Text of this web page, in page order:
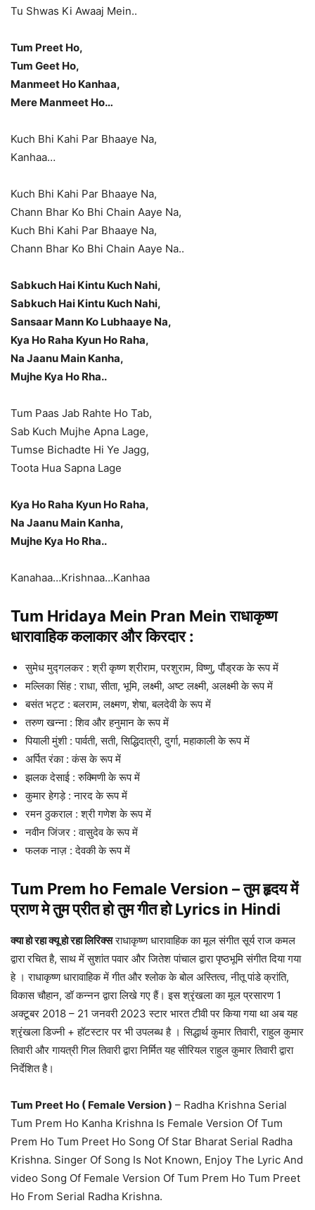
Tu Shwas Ki Awaaj Mein..
Tum Preet Ho,
Tum Geet Ho,
Manmeet Ho Kanhaa,
Mere Manmeet Ho…
Kuch Bhi Kahi Par Bhaaye Na,
Kanhaa…
Kuch Bhi Kahi Par Bhaaye Na,
Chann Bhar Ko Bhi Chain Aaye Na,
Kuch Bhi Kahi Par Bhaaye Na,
Chann Bhar Ko Bhi Chain Aaye Na..
Sabkuch Hai Kintu Kuch Nahi,
Sabkuch Hai Kintu Kuch Nahi,
Sansaar Mann Ko Lubhaaye Na,
Kya Ho Raha Kyun Ho Raha,
Na Jaanu Main Kanha,
Mujhe Kya Ho Rha..
Tum Paas Jab Rahte Ho Tab,
Sab Kuch Mujhe Apna Lage,
Tumse Bichadte Hi Ye Jagg,
Toota Hua Sapna Lage
Kya Ho Raha Kyun Ho Raha,
Na Jaanu Main Kanha,
Mujhe Kya Ho Rha..
Kanahaa…Krishnaa…Kanhaa
Tum Hridaya Mein Pran Mein राधाकृष्ण
धारावाहिक कलाकार और किरदार :
सुमेध मुद्गलकर : श्री कृष्ण श्रीराम, परशुराम, विष्णु, पौंड्रक के रूप में
मल्लिका सिंह : राधा, सीता, भूमि, लक्ष्मी, अष्ट लक्ष्मी, अलक्ष्मी के रूप में
बसंत भट्ट : बलराम, लक्ष्मण, शेषा, बलदेवी के रूप में
तरुण खन्ना : शिव और हनुमान के रूप में
पियाली मुंशी : पार्वती, सती, सिद्धिदात्री, दुर्गा, महाकाली के रूप में
अर्पित रंका : कंस के रूप में
झलक देसाई : रुक्मिणी के रूप में
कुमार हेगड़े : नारद के रूप में
रमन ठुकराल : श्री गणेश के रूप में
नवीन जिंजर : वासुदेव के रूप में
फलक नाज़ : देवकी के रूप में
Tum Prem ho Female Version – तुम हृदय में
प्राण मे तुम प्रीत हो तुम गीत हो Lyrics in Hindi
क्या हो रहा क्यू हो रहा लिरिक्सराधाकृष्ण धारावाहिक का मूल संगीत सूर्य राज कमल
द्वारा रचित है, साथ में सुशांत पवार और जितेश पांचाल द्वारा पृष्ठभूमि संगीत दिया गया
हे । राधाकृष्ण धारावाहिक में गीत और श्लोक के बोल अस्तित्व, नीतू पांडे क्रांति,
विकास चौहान, डॉ कन्नन द्वारा लिखे गए हैं। इस श्रृंखला का मूल प्रसारण 1
अक्टूबर 2018 – 21 जनवरी 2023 स्टार भारत टीवी पर किया गया था अब यह
श्रृंखला डिज्नी + हॉटस्टार पर भी उपलब्ध है । सिद्धार्थ कुमार तिवारी, राहुल कुमार
तिवारी और गायत्री गिल तिवारी द्वारा निर्मित यह सीरियल राहुल कुमार तिवारी द्वारा
निर्देशित है।
Tum Preet Ho ( Female Version ) – Radha Krishna Serial
Tum Prem Ho Kanha Krishna Is Female Version Of Tum
Prem Ho Tum Preet Ho Song Of Star Bharat Serial Radha
Krishna. Singer Of Song Is Not Known, Enjoy The Lyric And
video Song Of Female Version Of Tum Prem Ho Tum Preet
Ho From Serial Radha Krishna.